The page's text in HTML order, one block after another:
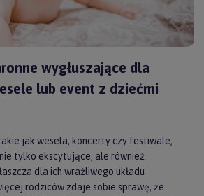
wygłuszające dla
lub event z dziećmi
jak wesela, koncerty czy festiwale,
tylko ekscytujące, ale również
dla ich wrażliwego układu
rodziców zdaje sobie sprawę, że